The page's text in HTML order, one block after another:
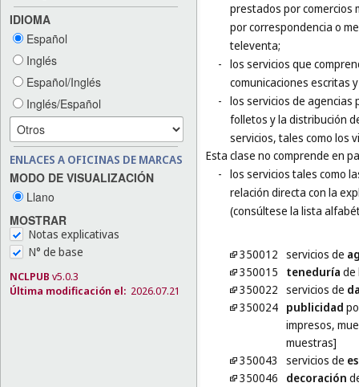
IDIOMA
Español
Inglés
Español/Inglés
Inglés/Español
ENLACES A OFICINAS DE MARCAS
MODO DE VISUALIZACIÓN
Llano
MOSTRAR
Notas explicativas
N° de base
NCLPUB v5.0.3
Última modificación el: 2026.07.21
prestados por comercios
por correspondencia o
televenta;
- los servicios que
comunicaciones escritas
- los servicios de agencias
folletos y la distribución
servicios, tales como los
Esta clase no comprende en
- los servicios tales como
relación directa con la
(consúltese la lista
350012 servicios de
350015
teneduría de
350022 servicios de
350024 publicidad
impresos,
muestras]
350043
servicios de
350046
decoración